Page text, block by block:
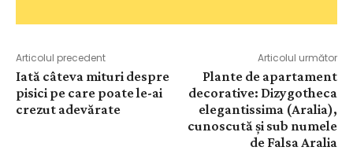
Articolul precedent
Iată câteva mituri despre
pisici pe care poate le-ai
crezut adevărate
Articolul următor
Plante de apartament
decorative: Dizygotheca
elegantissima (Aralia),
cunoscută și sub numele
de Falsa Aralia